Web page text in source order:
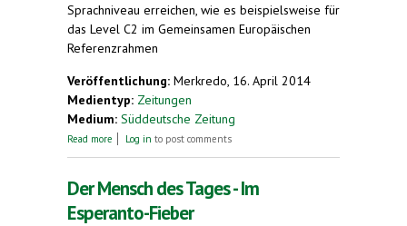
Sprachniveau erreichen, wie es beispielsweise für
das Level C2 im Gemeinsamen Europäischen
Referenzrahmen
Veröffentlichung: Merkredo, 16. April 2014
Medientyp: Zeitungen
Medium: Süddeutsche Zeitung
Read more about Esperanto - wie im Paradies (Leserbrief)
Log in to post comments
Der Mensch des Tages - Im
Esperanto-Fieber